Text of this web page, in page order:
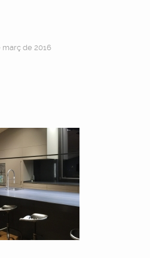
març de 2016